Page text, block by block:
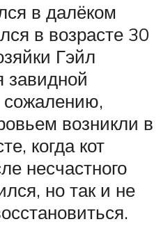
в далёком
в возрасте 30
Гэйл
завидной
сожалению,
возникли в
когда кот
несчастного
но так и не